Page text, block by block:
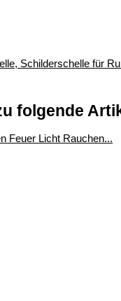
Schilderschelle für
folgende